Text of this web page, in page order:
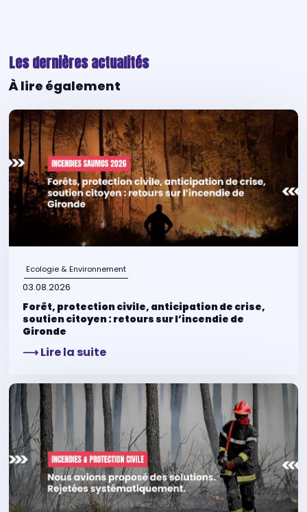
Les dernières actualités
À lire également
Ecologie & Environnement
03.08.2026
Forêt, protection civile, anticipation de crise,
soutien citoyen : retours sur l’incendie de
Gironde
⟶ Lire la suite